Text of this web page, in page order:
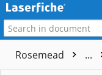
Rosemead ...